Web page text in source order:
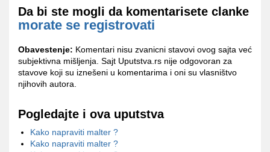
Da bi ste mogli da komentarisete clanke
morate se registrovati
Obavestenje: Komentari nisu zvanicni stavovi ovog sajta već
subjektivna mišljenja. Sajt Uputstva.rs nije odgovoran za
stavove koji su iznešeni u komentarima i oni su vlasništvo
njihovih autora.
Pogledajte i ova uputstva
Kako napraviti malter ?
Kako napraviti malter ?